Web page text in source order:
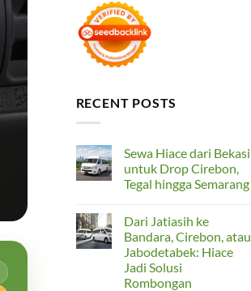
RECENT POSTS
Sewa Hiace dari Bekasi
untuk Drop Cirebon,
Tegal hingga Semarang
on
Sewa
Hiace
dari
Bekasi
untuk
Drop
Dari Jatiasih ke
Bandara, Cirebon, atau
Jabodetabek: Hiace
Jadi Solusi
Rombongan